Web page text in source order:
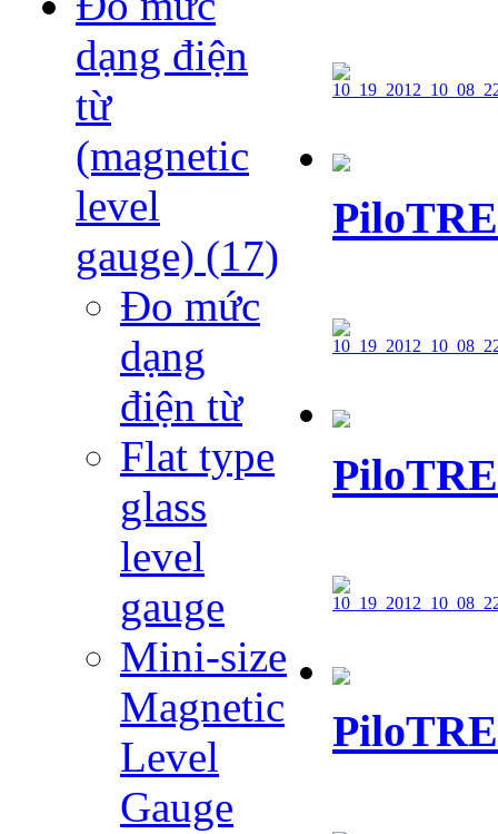
dạng điện
từ
(magnetic
level
gauge) (17)
Đo mức
dạng
điện từ
Flat type
glass
level
gauge
Mini-size
Magnetic
Level
Gauge